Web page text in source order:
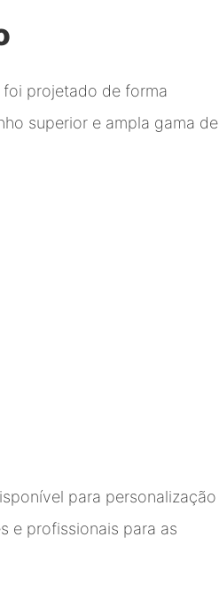
projetado de forma
superior e ampla gama de
para personalização
e profissionais para as